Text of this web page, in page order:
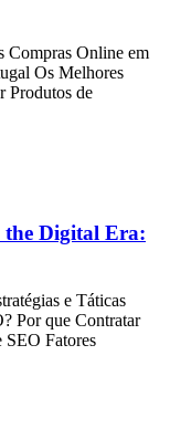
Compras Online em
Os Melhores
Produtos de
the Digital Era:
e Táticas
Por que Contratar
SEO Fatores